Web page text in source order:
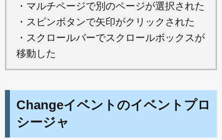
・マルチページで別のページが選択された
・スピンボタンで矢印がクリックされた
・スクロールバーでスクロールボックスが
移動した
Changeイベントのイベントプロ
シージャ